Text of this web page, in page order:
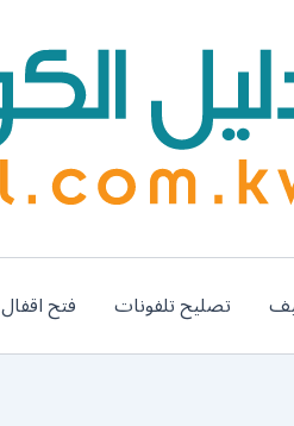
تصليح تلفونات فتح اقفال